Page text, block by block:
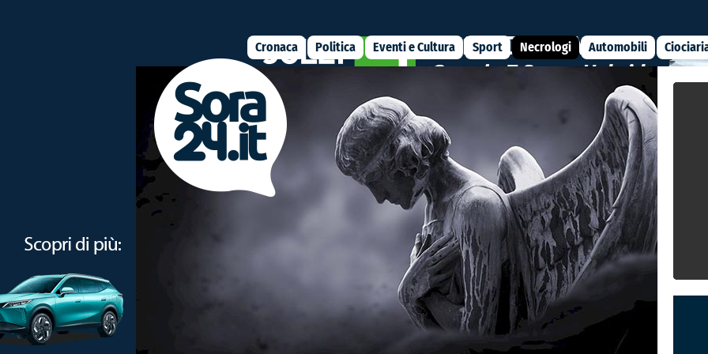
Cronaca Politica Eventi e Cultura Sport Necrologi Automobili